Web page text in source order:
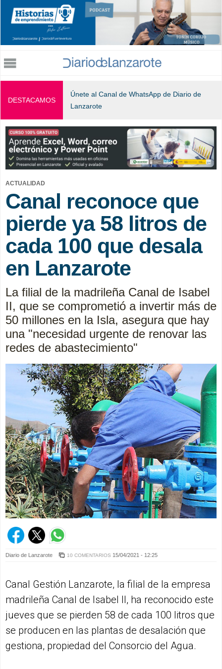
Jump to navigation
DESTACAMOS
Únete al Canal de WhatsApp de Diario de
Lanzarote
ACTUALIDAD
Canal reconoce que
pierde ya 58 litros de
cada 100 que desala
en Lanzarote
La filial de la madrileña Canal de Isabel
II, que se comprometió a invertir más de
50 millones en la Isla, asegura que hay
una "necesidad urgente de renovar las
redes de abastecimiento"
Diario de Lanzarote 10 COMENTARIOS 15/04/2021 - 12:25
Canal Gestión Lanzarote, la filial de la empresa
madrileña Canal de Isabel II, ha reconocido este
jueves que se pierden 58 de cada 100 litros que
se producen en las plantas de desalación que
gestiona, propiedad del Consorcio del Agua.